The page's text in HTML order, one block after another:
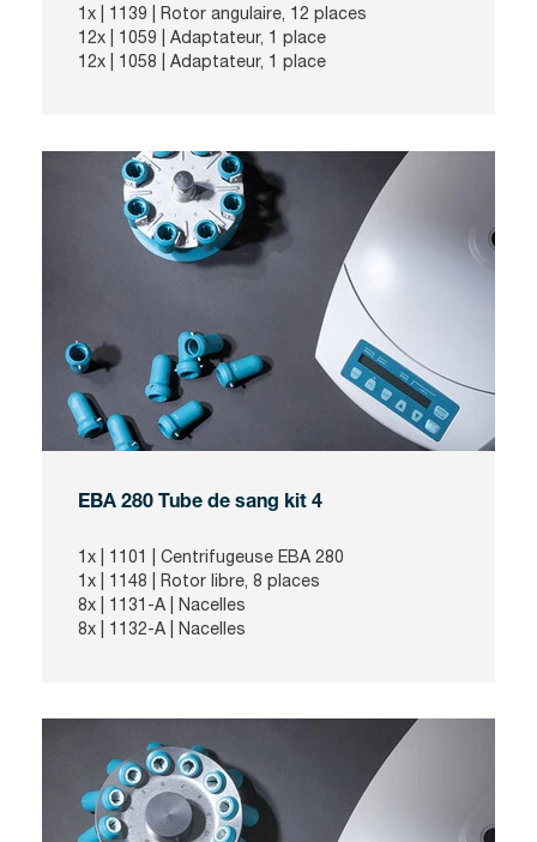
1x | 1139 | Rotor angulaire, 12 places
12x | 1059 | Adaptateur, 1 place
12x | 1058 | Adaptateur, 1 place
EBA 280 Tube de sang kit 4
1x | 1101
| Centrifugeuse EBA 280
1x | 1148 | Rotor libre, 8 places
8x | 1131-A | Nacelles
8x | 1132-A | Nacelles